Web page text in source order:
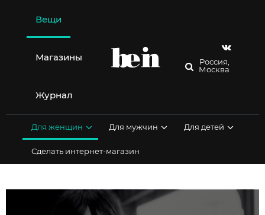
содержимому
Вещи
Магазины
Журнал
Россия,
Москва
Для женщин Для мужчин Для детей
Сделать интернет-магазин